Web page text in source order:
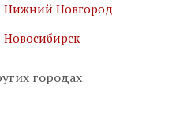
Нижний Новгород
Новосибирск
городах